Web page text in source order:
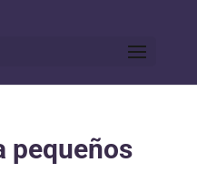
pequeños